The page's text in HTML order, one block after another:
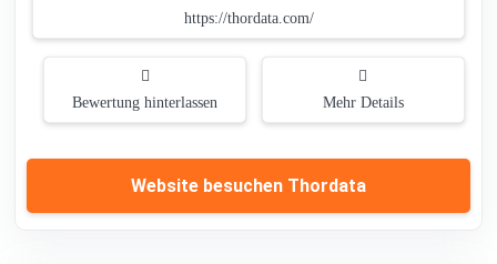
https://thordata.com/
Bewertung hinterlassen Mehr Details
Website besuchen Thordata